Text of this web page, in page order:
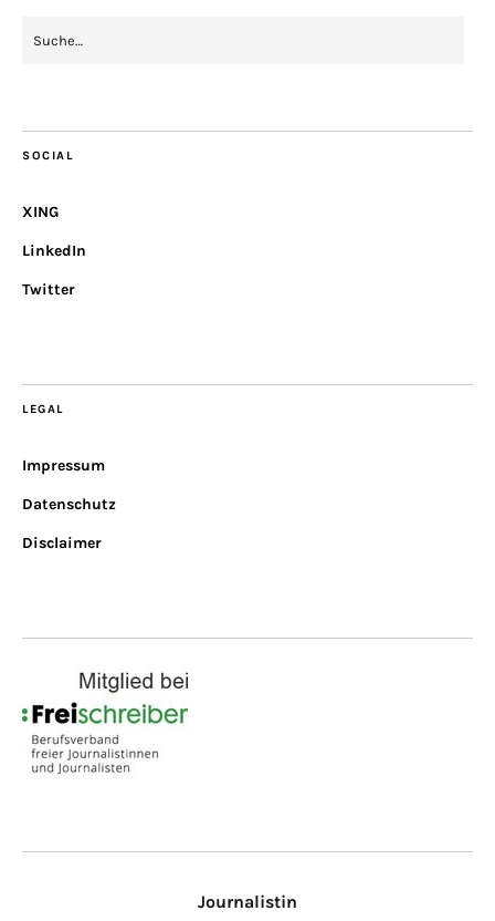
SOCIAL
XING
LinkedIn
Twitter
LEGAL
Impressum
Datenschutz
Disclaimer
Journalistin